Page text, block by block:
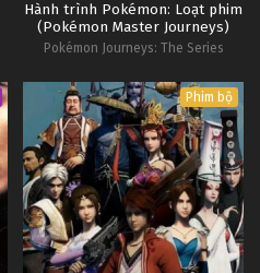
Hành trình Pokémon: Loạt phim
(Pokémon Master Journeys)
Pokémon Journeys: The Series
Phim bộ